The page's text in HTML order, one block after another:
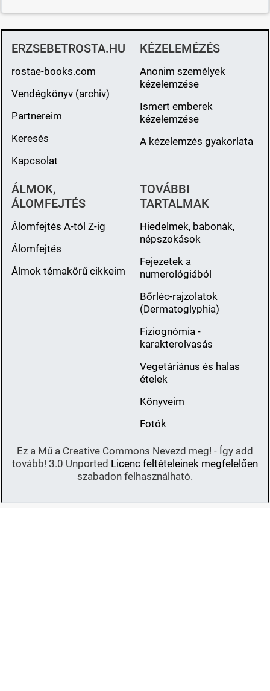
ERZSEBETROSTA.HU
rostae-books.com
Vendégkönyv (archiv)
Partnereim
Keresés
Kapcsolat
KÉZELEMÉZÉS
Anonim személyek
kézelemzése
Ismert emberek
kézelemzése
A kézelemzés gyakorlata
ÁLMOK,
ÁLOMFEJTÉS
Álomfejtés A-tól Z-ig
Álomfejtés
Álmok témakörű cikkeim
TOVÁBBI
TARTALMAK
Hiedelmek, babonák,
népszokások
Fejezetek a
numerológiából
Bőrléc-rajzolatok
(Dermatoglyphia)
Fiziognómia -
karakterolvasás
Vegetáriánus és halas
ételek
Könyveim
Fotók
Ez a Mű a Creative Commons Nevezd meg! - Így add
tovább! 3.0 Unported Licenc feltételeinek megfelelően
szabadon felhasználható.